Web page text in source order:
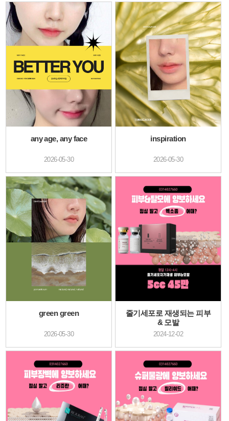
any age, any face
2026-05-30
inspiration
2026-05-30
green green
2026-05-30
줄기세포로 재생되는 피부
& 모발
2024-12-02